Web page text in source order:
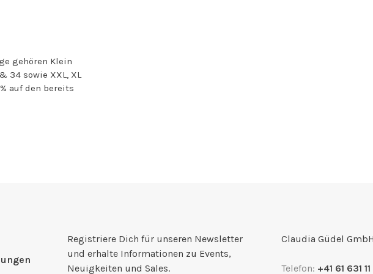
gehören Klein
34 sowie XXL, XL
auf den bereits
Registriere Dich für unseren Newsletter
und erhalte Informationen zu Events,
Neuigkeiten und Sales.
Claudia Güdel GmbH
Telefon: +41 61 631